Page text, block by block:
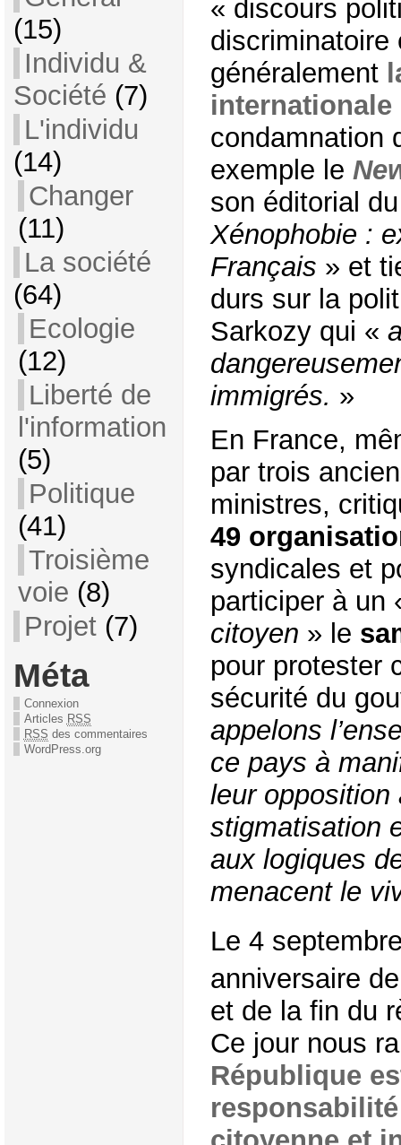
(15)
Individu &
Société (7)
L'individu
(14)
Changer
(11)
La société
(64)
Ecologie
(12)
Liberté de
l'information
(5)
Politique
(41)
Troisième
voie (8)
Projet(7)
Méta
Connexion
Articles RSS
RSS des commentaires
WordPress.org
« discours
discriminatoire
généralement
internationale
condamnation
exemple le
son éditorial
Xénophobie :
Français » et
durs sur la
Sarkozy qui «
immigrés. »
En France,
par trois
ministres,
49
syndicales et
participer à un
citoyen » le
pour protester
sécurité du
appelons
ce pays à
leur opposition
stigmatisation
aux logiques
menacent le
Le 4
anniversaire
et de la fin du
Ce jour nous
République